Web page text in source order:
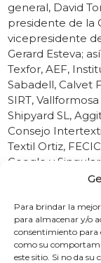
Para brindar la
para almacenar y/o
consentimiento para
como su
este sitio. Si no da
general, David
presidente de la
vicepresidente
Gerard Esteva;
Texfor, AEF,
Sabadell, Calvet
SIRT,
Shipyard SL,
Consejo
Textil Ortiz,
Google y
contribuir a
colaboración,
impulsar
estratégicos